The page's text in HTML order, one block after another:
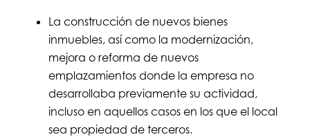
La construcción de nuevos bienes
inmuebles, así como la modernización,
mejora o reforma de nuevos
emplazamientos donde la empresa no
desarrollaba previamente su actividad,
incluso en aquellos casos en los que el local
sea propiedad de terceros.